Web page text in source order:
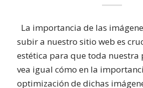
La importancia de las
subir a nuestro sitio web es
estética para que toda nuestra
vea igual cómo en la
optimización de dichas